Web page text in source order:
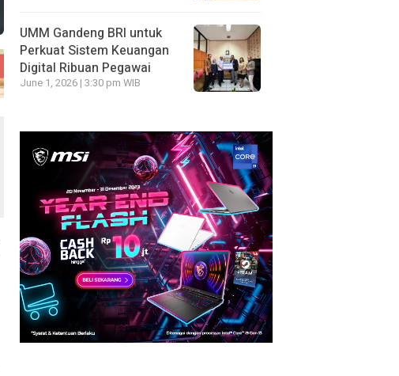
UMM Gandeng BRI untuk
Perkuat Sistem Keuangan
Digital Ribuan Pegawai
June 1, 2026 | 3:30 pm WIB